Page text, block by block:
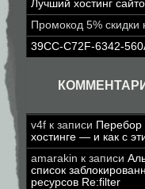
Лучший хостинг
Промокод 5% скидки
39CC-C72F-6342-
v4f к записи Перебор
хостинге — и как с
amarakin к записи
список
ресурсов Re:filter